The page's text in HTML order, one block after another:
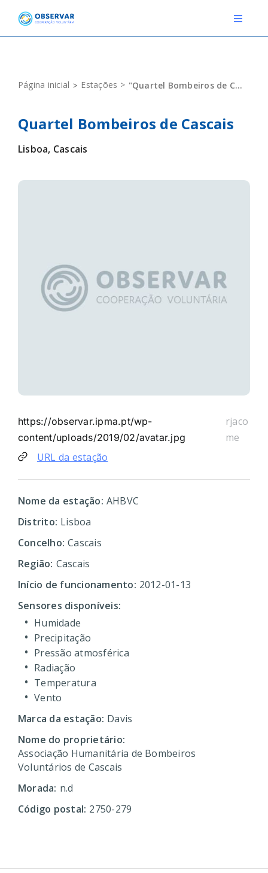
content
Toggle
EVENTOS
DEFINIÇÕES
F.A.Q.
Página inicial Estações "Quartel Bombeiros de Cascais"
Quartel Bombeiros de Cascais
Lisboa, Cascais
https://observar.ipma.pt/wp-
content/uploads/2019/02/avatar.jpg
rjaco
me
URL da estação
Nome da estação: AHBVC
Distrito: Lisboa
Concelho: Cascais
Região: Cascais
Início de funcionamento: 2012-01-13
Sensores disponíveis:
Humidade
Precipitação
Pressão atmosférica
Radiação
Temperatura
Vento
Marca da estação: Davis
Nome do proprietário:
Associação Humanitária de Bombeiros
Voluntários de Cascais
Morada: n.d
Código postal: 2750-279